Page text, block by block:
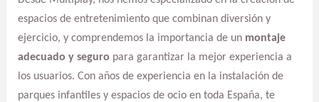
espacios de entretenimiento que combinan diversión y
ejercicio, y comprendemos la importancia de un montaje
adecuado y seguro para garantizar la mejor experiencia a
los usuarios. Con años de experiencia en la instalación de
parques infantiles y espacios de ocio en toda España, te